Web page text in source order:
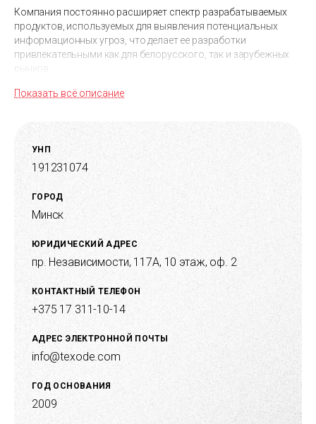
Компания постоянно расширяет спектр разрабатываемых
продуктов, используемых для выявления потенциальных
информационных угроз, что делает ее разработки
привлекательными как для белорусского, так и зарубежных
рынков.
Показать всё описание
УНП
191231074
ГОРОД
Минск
ЮРИДИЧЕСКИЙ АДРЕС
пр. Независимости, 117А, 10 этаж, оф. 2
КОНТАКТНЫЙ ТЕЛЕФОН
+375 17 311-10-14
АДРЕС ЭЛЕКТРОННОЙ ПОЧТЫ
info@texode.com
ГОД ОСНОВАНИЯ
2009